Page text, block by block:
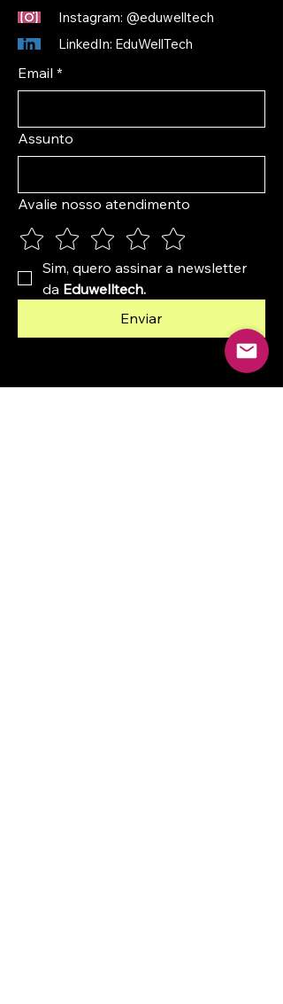
Instagram: @eduwelltech
LinkedIn: EduWellTech
Email *
Assunto
Avalie nosso atendimento
Sim, quero assinar a newsletter
da Eduwelltech.
Enviar